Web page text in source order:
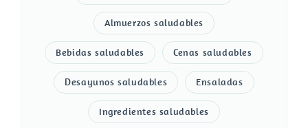
Almuerzos saludables
Bebidas saludables Cenas saludables
Desayunos saludables Ensaladas
Ingredientes saludables